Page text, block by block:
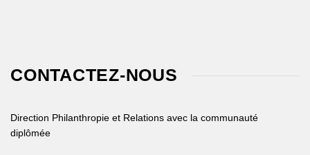
CONTACTEZ-NOUS
Direction Philanthropie et Relations avec la communauté
diplômée